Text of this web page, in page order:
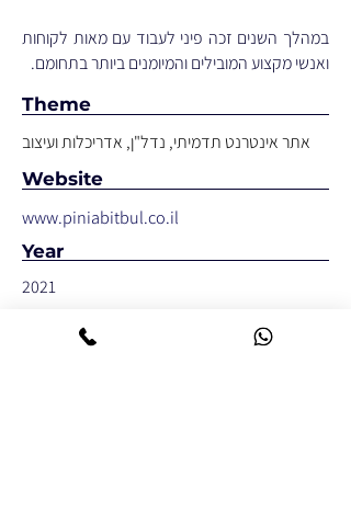
במהלך השנים זכה פיני לעבוד עם מאות לקוחות
ואנשי מקצוע המובילים והמיומנים ביותר בתחומם.
Theme
אתר אינטרנט תדמיתי, נדל"ן, אדריכלות ועיצוב
Website
www.piniabitbul.co.il
Year
2021
Technology